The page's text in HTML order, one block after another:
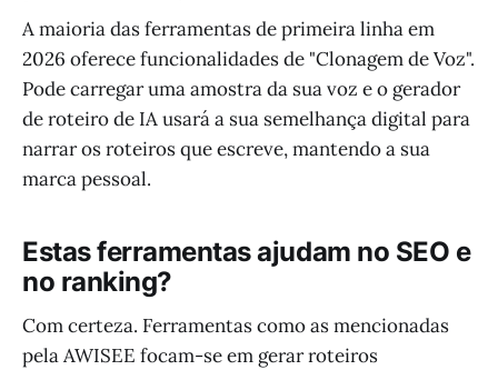
A maioria das ferramentas de primeira linha em
2026 oferece funcionalidades de "Clonagem de Voz".
Pode carregar uma amostra da sua voz e o gerador
de roteiro de IA usará a sua semelhança digital para
narrar os roteiros que escreve, mantendo a sua
marca pessoal.
Estas ferramentas ajudam no SEO e
no ranking?
Com certeza. Ferramentas como as mencionadas
pela AWISEE focam-se em gerar roteiros